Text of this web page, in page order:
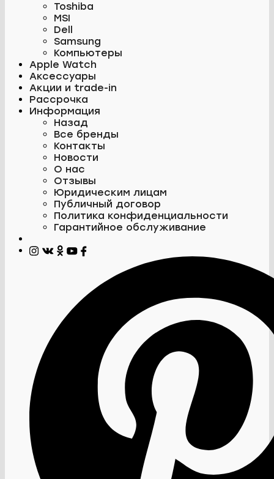
Toshiba
MSI
Dell
Samsung
Компьютеры
Apple Watch
Аксессуары
Акции и trade-in
Рассрочка
Информация
Назад
Все бренды
Контакты
Новости
О нас
Отзывы
Юридическим лицам
Публичный договор
Политика конфиденциальности
Гарантийное обслуживание